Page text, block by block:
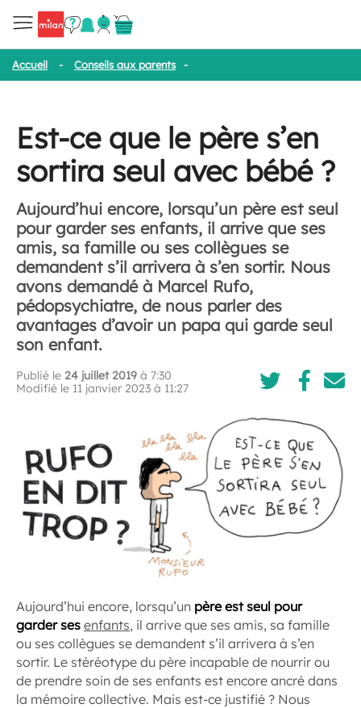
Accueil - Conseils aux parents -
Est-ce que le père s’en
sortira seul avec bébé ?
Aujourd’hui encore, lorsqu’un père est seul
pour garder ses enfants, il arrive que ses
amis, sa famille ou ses collègues se
demandent s’il arrivera à s’en sortir. Nous
avons demandé à Marcel Rufo,
pédopsychiatre, de nous parler des
avantages d’avoir un papa qui garde seul
son enfant.
Publié le 24 juillet 2019 à 7:30
Modifié le 11 janvier 2023 à 11:27
Aujourd’hui encore, lorsqu’un père est seul pour
garder ses enfants, il arrive que ses amis, sa famille
ou ses collègues se demandent s’il arrivera à s’en
sortir. Le stéréotype du père incapable de nourrir ou
de prendre soin de ses enfants est encore ancré dans
la mémoire collective. Mais est-ce justifié ? Nous